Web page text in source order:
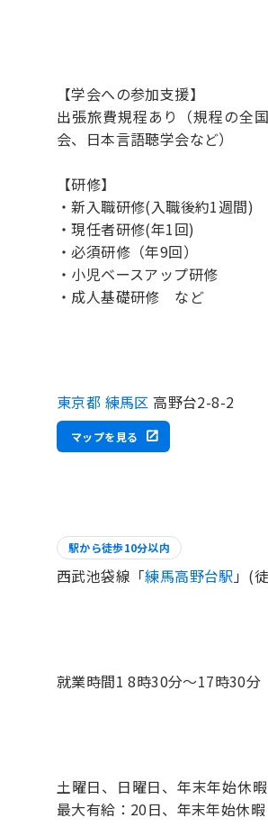
【学会への参加支援】
出張旅費規程あり（規程の全
会、日本言語聴学会など）
【研修】
・新入職研修(入職後約1週間)
・現任者研修(年1回)
・必須研修（年9回）
・小児ベースアップ研修
・成人基礎研修 など
東京都 練馬区 高野台2-8-2
マップを見る
駅から徒歩10分以内
西武池袋線「練馬高野台駅 」(
就業時間1 8時30分〜17時30
土曜日、日曜日、年末年始休
最大有給：20日、年末年始休